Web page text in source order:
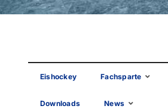
Eishockey Fachsparte
Downloads News